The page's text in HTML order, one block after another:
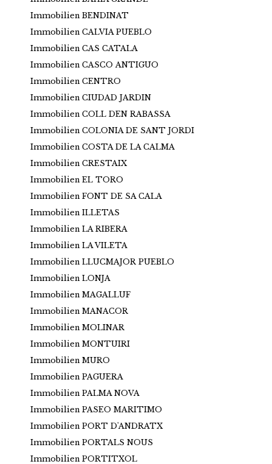
Immobilien BENDINAT
Immobilien CALVIA PUEBLO
Immobilien CAS CATALA
Immobilien CASCO ANTIGUO
Immobilien CENTRO
Immobilien CIUDAD JARDIN
Immobilien COLL DEN RABASSA
Immobilien COLONIA DE SANT JORDI
Immobilien COSTA DE LA CALMA
Immobilien CRESTAIX
Immobilien EL TORO
Immobilien FONT DE SA CALA
Immobilien ILLETAS
Immobilien LA RIBERA
Immobilien LA VILETA
Immobilien LLUCMAJOR PUEBLO
Immobilien LONJA
Immobilien MAGALLUF
Immobilien MANACOR
Immobilien MOLINAR
Immobilien MONTUIRI
Immobilien MURO
Immobilien PAGUERA
Immobilien PALMA NOVA
Immobilien PASEO MARITIMO
Immobilien PORT D'ANDRATX
Immobilien PORTALS NOUS
Immobilien PORTITXOL